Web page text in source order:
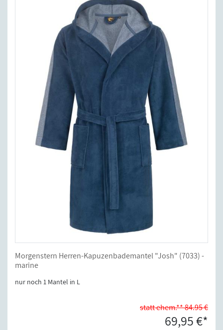
Morgenstern Herren-Kapuzenbademantel "Josh" (7033) -
marine
nur noch 1 Mantel in L
statt ehem.** 84.95 €
69,95 €*